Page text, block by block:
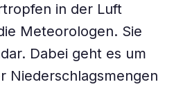
in der Luft
Meteorologen. Sie
Dabei geht es um
Niederschlagsmengen